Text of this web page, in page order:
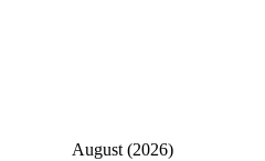
August (2026)